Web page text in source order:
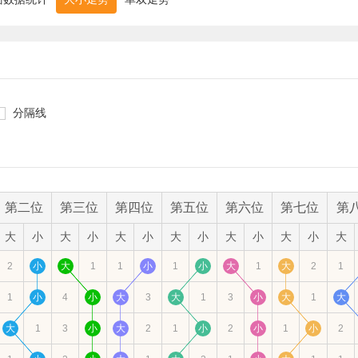
分隔线
第二位 第三位 第四位 第五位 第六位 第七位 第
大 小 大 小 大 小 大 小 大 小 大 小 大
2 小 大 1 1 小 1 小 大 1 大 2 1
1 小 4 小 大 3 大 1 3 小 大 1 大
大 1 3 小 大 2 1 小 2 小 1 小 2